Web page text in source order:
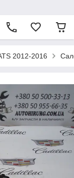
2012-2016